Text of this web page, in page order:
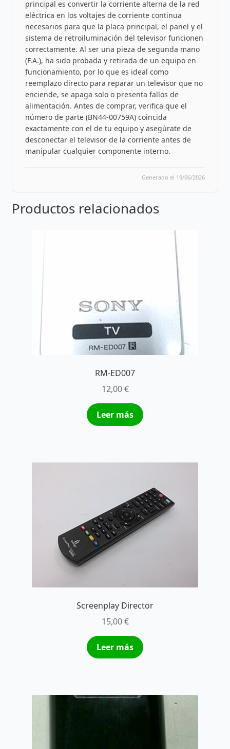
principal es convertir la corriente alterna de la red
eléctrica en los voltajes de corriente continua
necesarios para que la placa principal, el panel y el
sistema de retroiluminación del televisor funcionen
correctamente. Al ser una pieza de segunda mano
(F.A.), ha sido probada y retirada de un equipo en
funcionamiento, por lo que es ideal como
reemplazo directo para reparar un televisor que no
enciende, se apaga solo o presenta fallos de
alimentación. Antes de comprar, verifica que el
número de parte (BN44-00759A) coincida
exactamente con el de tu equipo y asegúrate de
desconectar el televisor de la corriente antes de
manipular cualquier componente interno.
Generado el 19/06/2026
Productos relacionados
RM-ED007
12,00€
Leer más
Screenplay Director
15,00€
Leer más